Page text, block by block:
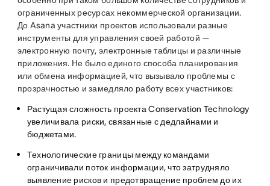
ограниченных ресурсах некоммерческой организации.
До Asana участники проектов использовали разные
инструменты для управления своей работой —
электронную почту, электронные таблицы и различные
приложения. Не было единого способа планирования
или обмена информацией, что вызывало проблемы с
прозрачностью и замедляло работу всех участников:
Растущая сложность проекта Conservation Technology
увеличивала риски, связанные с дедлайнами и
бюджетами.
Технологические границы между командами
ограничивали поток информации, что затрудняло
выявление рисков и предотвращение проблем до их